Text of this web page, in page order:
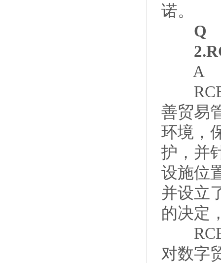
诺。
Q
A
善贸易
环境，
护，并
设施位
并设立
的决定
对数字